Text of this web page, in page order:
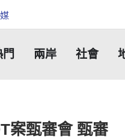
兩岸 社會
案甄審會 甄審